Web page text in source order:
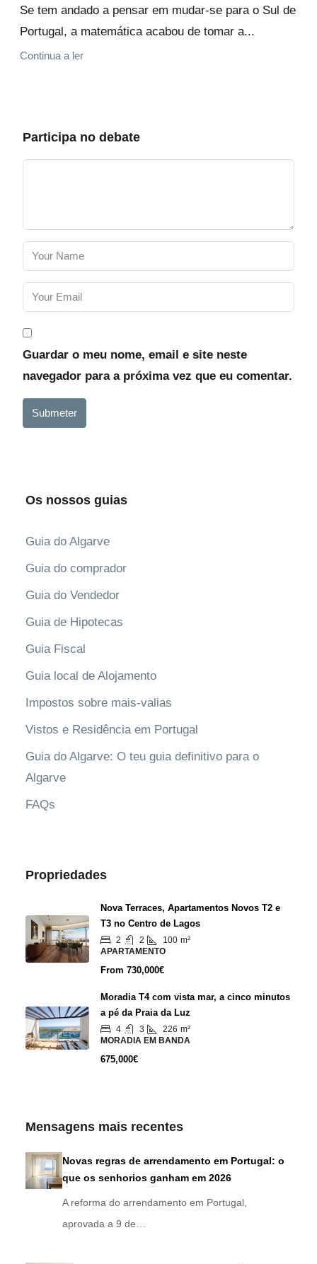
Se tem andado a pensar em mudar-se para o Sul de
Portugal, a matemática acabou de tomar a...
Continua a ler
Participa no debate
Guardar o meu nome, email e site neste
navegador para a próxima vez que eu comentar.
Submeter
Os nossos guias
Guia do Algarve
Guia do comprador
Guia do Vendedor
Guia de Hipotecas
Guia Fiscal
Guia local de Alojamento
Impostos sobre mais-valias
Vistos e Residência em Portugal
Guia do Algarve: O teu guia definitivo para o
Algarve
FAQs
Propriedades
Nova Terraces, Apartamentos Novos T2 e
T3 no Centro de Lagos
2 2 100 m²
APARTAMENTO
From 730,000€
Moradia T4 com vista mar, a cinco minutos
a pé da Praia da Luz
4 3 226 m²
MORADIA EM BANDA
675,000€
Mensagens mais recentes
Novas regras de arrendamento em Portugal: o
que os senhorios ganham em 2026
A reforma do arrendamento em Portugal,
aprovada a 9 de…